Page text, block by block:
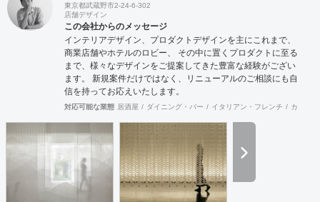
東京都武蔵野市2-24-6-302
店舗デザイン
この会社からのメッセージ
インテリアデザイン、プロダクトデザインを主にこれまで、
商業店舗やホテルのロビー、 その中に置くプロダクトに至る
まで、様々なデザインをご提案してきた豊富な経験がござい
ます。 新規案件だけではなく、リニューアルのご相談にも自
信を持ってお応えいたします。
対応可能な業態 居酒屋 ダイニング・バー イタリアン・フレンチ カフェ